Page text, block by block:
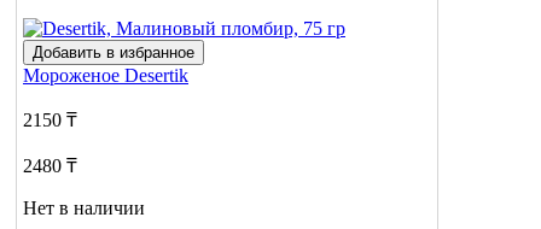
Добавить в избранное
Мороженое Desertik
2150 ₸
2480 ₸
Нет в наличии